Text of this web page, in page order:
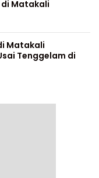
Matakali
Matakali
Tenggelam di